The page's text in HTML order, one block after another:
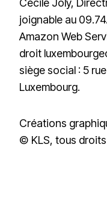
Cécile Joly,
joignable au
Amazon Web
droit
siège social : 5
Luxembourg.
‍Créations
© KLS, tous